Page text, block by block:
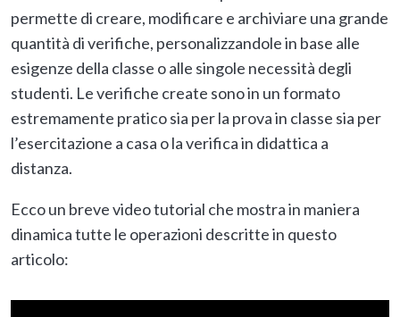
permette di creare, modificare e archiviare una grande
quantità di verifiche, personalizzandole in base alle
esigenze della classe o alle singole necessità degli
studenti. Le verifiche create sono in un formato
estremamente pratico sia per la prova in classe sia per
l’esercitazione a casa o la verifica in didattica a
distanza.
Ecco un breve video tutorial che mostra in maniera
dinamica tutte le operazioni descritte in questo
articolo: